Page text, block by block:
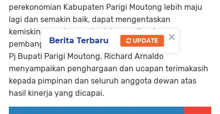
perekonomian Kabupaten Parigi Moutong lebih maju
lagi dan semakin baik, dapat mengentaskan
kemiskinan serta merata dalam realisasi
pembangunan infrastruktur disemua sektor.
Pj Bupati Parigi Moutong, Richard Arnaldo
menyampaikan penghargaan dan ucapan terimakasih
kepada pimpinan dan seluruh anggota dewan atas
hasil kinerja yang dicapai.
×
Berita Terbaru UPDATE